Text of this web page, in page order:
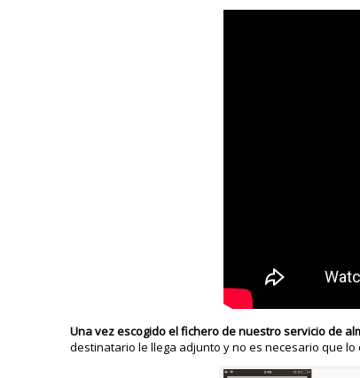
Una vez escogido el fichero de nuestro servicio de
destinatario le llega adjunto y no es necesario que